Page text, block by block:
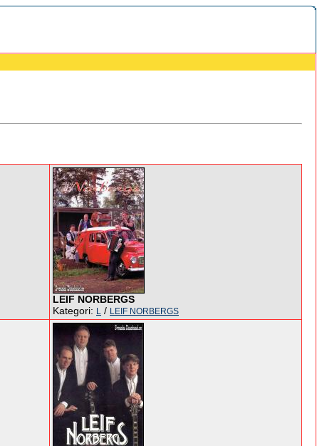
LEIF NORBERGS
Kategori: L / LEIF NORBERGS